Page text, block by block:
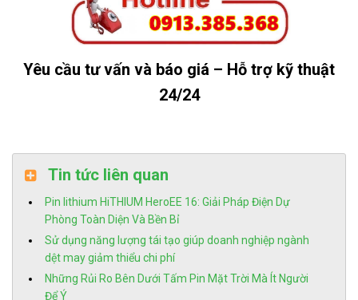
Yêu cầu tư vấn và báo giá – Hỗ trợ kỹ thuật
24/24
Tin tức liên quan
Pin lithium HiTHIUM HeroEE 16: Giải Pháp Điện Dự
Phòng Toàn Diện Và Bền Bỉ
Sử dụng năng lượng tái tạo giúp doanh nghiệp ngành
dệt may giảm thiểu chi phí
Những Rủi Ro Bên Dưới Tấm Pin Mặt Trời Mà Ít Người
Để Ý